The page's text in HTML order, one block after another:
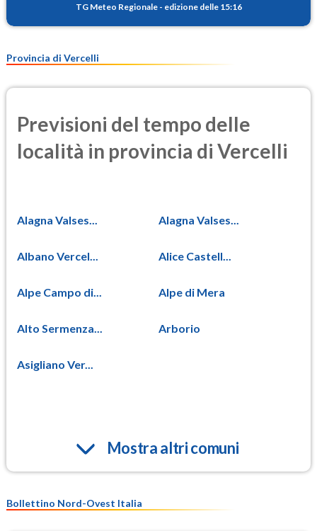
TG Meteo Regionale - edizione delle 15:16
Provincia di Vercelli
Previsioni del tempo delle
località in provincia di Vercelli
Alagna Valses... Alagna Valses...
Albano Vercel... Alice Castell...
Alpe Campo di... Alpe di Mera
Alto Sermenza... Arborio
Asigliano Ver...
Mostra altri comuni
Bollettino Nord-Ovest Italia